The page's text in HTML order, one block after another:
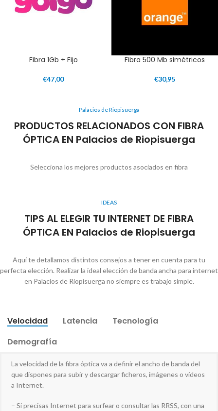
Fibra 1Gb + Fijo
€47,00
Fibra 500 Mb simétricos
€30,95
Palacios de Riopisuerga
PRODUCTOS RELACIONADOS CON FIBRA
ÓPTICA EN Palacios de Riopisuerga
Selecciona los mejores productos asociados en fibra
IDEAS
TIPS AL ELEGIR TU INTERNET DE FIBRA
ÓPTICA EN Palacios de Riopisuerga
Aquí te detallamos distintos consejos a tener en cuenta para tu
perfecta elección. Realizar la ideal elección de banda ancha para internet
en Palacios de Riopisuerga no siempre es trabajo simple.
Velocidad Latencia
Tecnología
Demografía
La velocidad de la fibra óptica va a definir el ancho de banda del
que dispones para subir y descargar ficheros, imágenes o vídeos
a Internet.
– Si precisas Internet para surfear o consultar las RRSS, con una